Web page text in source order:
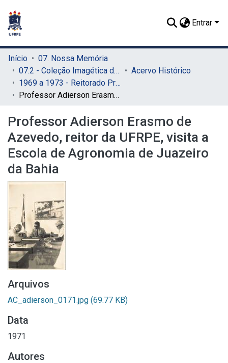
Entrar
Início
07. Nossa Memória
07.2 - Coleção Imagética do SIB
Acervo Histórico
1969 a 1973 - Reitorado Prof. Adierson Erasmo de Azevedo
Professor Adierson Erasmo de Azevedo, reitor da UFRPE, visita a Escola de Agronomia de Juazeiro da Bahia
Professor Adierson Erasmo de
Azevedo, reitor da UFRPE, visita a
Escola de Agronomia de Juazeiro
da Bahia
Arquivos
AC_adierson_0171.jpg (69.77 KB)
Data
1971
Autores